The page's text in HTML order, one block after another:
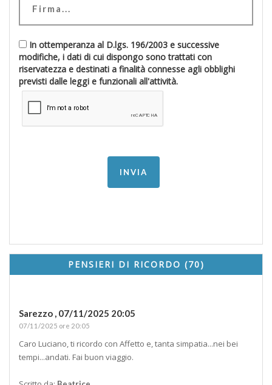
In ottemperanza al D.lgs. 196/2003 e successive
modifiche, i dati di cui dispongo sono trattati con
riservatezza e destinati a finalità connesse agli obblighi
previsti dalle leggi e funzionali all'attività.
PENSIERI DI RICORDO (70)
Sarezzo , 07/11/2025 20:05
07/11/2025 ore 20:05
Caro Luciano, ti ricordo con Affetto e, tanta simpatia...nei bei
tempi...andati. Fai buon viaggio.